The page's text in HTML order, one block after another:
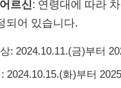
르신: 연령대에 따라
되어 있습니다.
: 2024.10.11.(금)부터
2024.10.15.(화)부터